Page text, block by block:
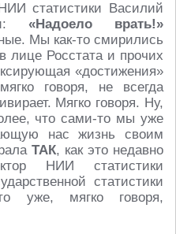
статистики Василий
«Надоело врать!»
Мы как-то смирились
лице Росстата и прочих
«достижения»
говоря, не всегда
Мягко говоря. Ну,
что сами-то мы уже
нас жизнь своим
ТАК, как это недавно
НИИ статистики
статистики
уже, мягко говоря,